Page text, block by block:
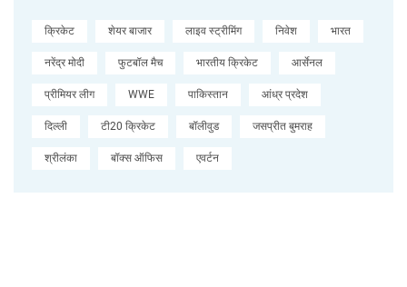
क्रिकेट शेयर बाजार लाइव स्ट्रीमिंग निवेश भारत
नरेंद्र मोदी फुटबॉल मैच भारतीय क्रिकेट आर्सेनल
प्रीमियर लीग WWE पाकिस्तान आंध्र प्रदेश
दिल्ली टी20 क्रिकेट बॉलीवुड जसप्रीत बुमराह
श्रीलंका बॉक्स ऑफिस एवर्टन